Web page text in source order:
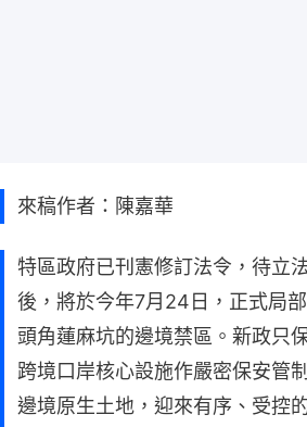
來稿作者：陳嘉華
特區政府已刊憲修訂法令，待立
後，將於今年7月24日，正式局
頭角蓮麻坑的邊境禁區。新政只
跨境口岸核心設施作嚴密保安管
邊境原生土地，迎來有序、受控